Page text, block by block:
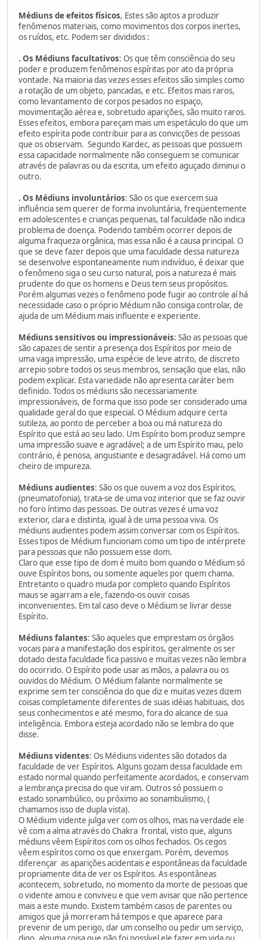
Médiuns de efeitos físicos, Estes são aptos a produzir
fenômenos materiais, como movimentos dos corpos inertes,
os ruídos, etc. Podem ser divididos :
. Os Médiuns facultativos: Os que têm consciência do seu
poder e produzem fenômenos espíritas por ato da própria
vontade. Na maioria das vezes esses efeitos são simples como
a rotação de um objeto, pancadas, e etc. Efeitos mais raros,
como levantamento de corpos pesados no espaço,
movimentação aérea e, sobretudo aparições, são muito raros.
Esses efeitos, embora pareçam mais um espetáculo do que um
efeito espírita pode contribuir para as convicções de pessoas
que os observam. Segundo Kardec, as pessoas que possuem
essa capacidade normalmente não conseguem se comunicar
através de palavras ou da escrita, um efeito aguçado diminui o
outro.
. Os Médiuns involuntários: São os que exercem sua
influência sem querer de forma involuntária, freqüentemente
em adolescentes e crianças pequenas, tal faculdade não indica
problema de doença. Podendo também ocorrer depois de
alguma fraqueza orgânica, mas essa não é a causa principal. O
que se deve fazer depois que uma faculdade dessa natureza
se desenvolve espontaneamente num indivíduo, é deixar que
o fenômeno siga o seu curso natural, pois a natureza é mais
prudente do que os homens e Deus tem seus propósitos.
Porém algumas vezes o fenômeno pode fugir ao controle aí há
necessidade caso o próprio Médium não consiga controlar, de
ajuda de um Médium mais influente e experiente.
Médiuns sensitivos ou impressionáveis: São as pessoas que
são capazes de sentir a presença dos Espíritos por meio de
uma vaga impressão, uma espécie de leve atrito, de discreto
arrepio sobre todos os seus membros, sensação que elas, não
podem explicar. Esta variedade não apresenta caráter bem
definido. Todos os médiuns são necessariamente
impressionáveis, de forma que isso pode ser considerado uma
qualidade geral do que especial. O Médium adquire certa
sutileza, ao ponto de perceber a boa ou má natureza do
Espírito que está ao seu lado. Um Espírito bom produz sempre
uma impressão suave e agradável; a de um Espírito mau, pelo
contrário, é penosa, angustiante e desagradável. Há como um
cheiro de impureza.
Médiuns audientes: São os que ouvem a voz dos Espíritos,
(pneumatofonia), trata-se de uma voz interior que se faz ouvir
no foro íntimo das pessoas. De outras vezes é uma voz
exterior, clara e distinta, igual à de uma pessoa viva. Os
médiuns audientes podem assim conversar com os Espíritos.
Esses tipos de Médium funcionam como um tipo de intérprete
para pessoas que não possuem esse dom.
Claro que esse tipo de dom é muito bom quando o Médium só
ouve Espíritos bons, ou somente aqueles por quem chama.
Entretanto o quadro muda por completo quando Espíritos
maus se agarram a ele, fazendo-os ouvir coisas
inconvenientes. Em tal caso deve o Médium se livrar desse
Espírito.
Médiuns falantes: São aqueles que emprestam os órgãos
vocais para a manifestação dos espíritos, geralmente os ser
dotado desta faculdade fica passivo e muitas vezes não lembra
do ocorrido. O Espírito pode usar as mãos, a palavra ou os
ouvidos do Médium. O Médium falante normalmente se
exprime sem ter consciência do que diz e muitas vezes dizem
coisas completamente diferentes de suas idéias habituais, dos
seus conhecimentos e até mesmo, fora do alcance de sua
inteligência. Embora esteja acordado não se lembra do que
disse.
Médiuns videntes: Os Médiuns videntes são dotados da
faculdade de ver Espíritos. Alguns gozam dessa faculdade em
estado normal quando perfeitamente acordados, e conservam
a lembrança precisa do que viram. Outros só possuem o
estado sonambúlico, ou próximo ao sonambulismo, (
chamamos isso de dupla vista).
O Médium vidente julga ver com os olhos, mas na verdade ele
vê com a alma através do Chakra frontal, visto que, alguns
médiuns vêem Espíritos com os olhos fechados. Os cegos
vêem espíritos como os que enxergam. Porém, devemos
diferençar as aparições acidentais e espontâneas da faculdade
propriamente dita de ver os Espíritos. As espontâneas
acontecem, sobretudo, no momento da morte de pessoas que
o vidente amou e conviveu e que vem avisar que não pertence
mais a este mundo. Existem também casos de parentes ou
amigos que já morreram há tempos e que aparece para
prevenir de um perigo, dar um conselho ou pedir um serviço,